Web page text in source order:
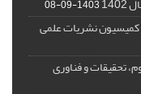
1403-09-08
اخذ درجه علمی با رتبه «ب» در ارزیابی سال 99 کمیسیون نشریات علمی
تحقیقات و فناوری